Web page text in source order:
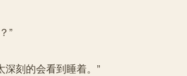
”
刻的会看到睡着。”